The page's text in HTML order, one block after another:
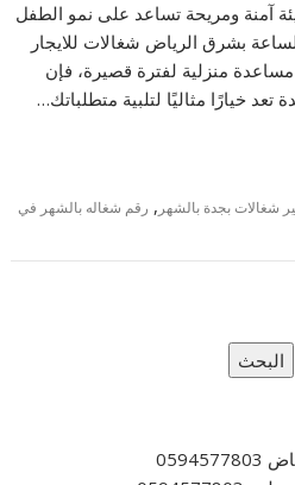
بيئة آمنة ومريحة تساعد على نمو الطفل
بشرق الرياض شغالات للايجار
منزلية لفترة قصيرة، فإن
خيارًا مثاليًا لتلبية متطلباتك…
شغالات بجدة بالشهر , رقم شغاله بالشهر في
البحث